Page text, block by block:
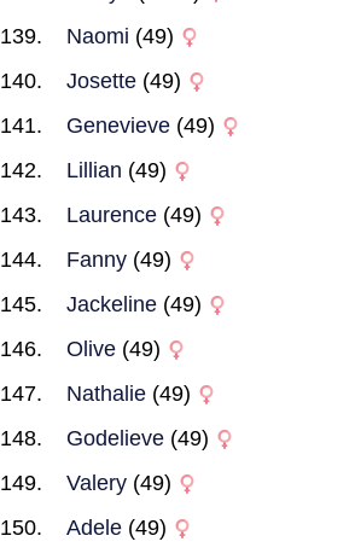
Naomi (49)
Josette (49)
Genevieve (49)
Lillian (49)
Laurence (49)
Fanny (49)
Jackeline (49)
Olive (49)
Nathalie (49)
Godelieve (49)
Valery (49)
Adele (49)